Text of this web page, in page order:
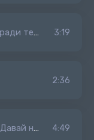
одной 3:19
2:36
Давай навсегда вдвоём и пусть об этом говорит весь наш район 4:49